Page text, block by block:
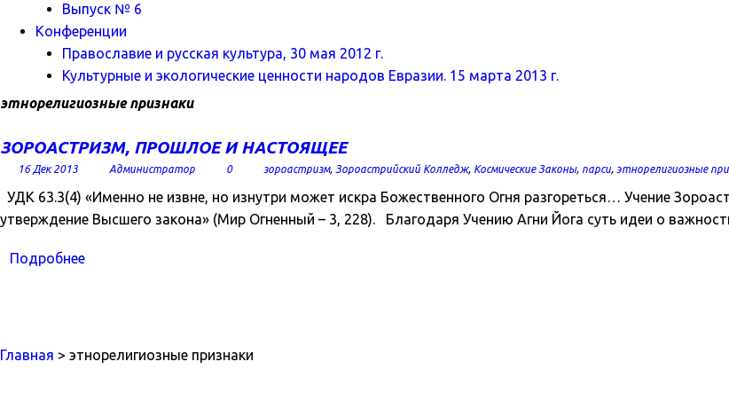
Выпуск № 6
Конференции
Православие и русская культура, 30 мая 2012 г.
Культурные и экологические ценности народов Евразии. 15 марта 2013 г.
этнорелигиозные признаки
ЗОРОАСТРИЗМ, ПРОШЛОЕ И НАСТОЯЩЕЕ
16 Дек 2013 Администратор 0 зороастризм, Зороастрийский Колледж, Космические Законы, парси, этнорелигиозные
УДК 63.3(4) «Именно не извне, но изнутри может искра Божественного Огня разгореться… Учение
утверждение Высшего закона» (Мир Огненный – 3, 228). Благодаря Учению Агни Йога суть идеи о
Подробнее
Главная > этнорелигиозные признаки